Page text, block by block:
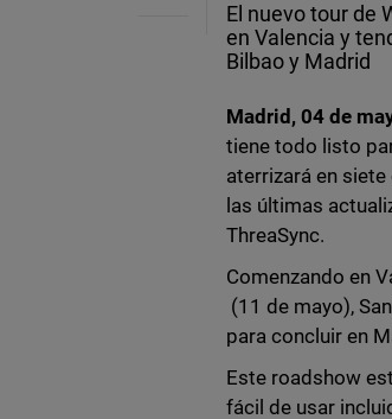
El nuevo tour de
en Valencia y
Bilbao y Madrid
Madrid, 04 de
tiene todo listo
aterrizará en
las últimas
ThreaSync.
Comenzando en
(11 de mayo),
para concluir en
Este roadshow
fácil de usar